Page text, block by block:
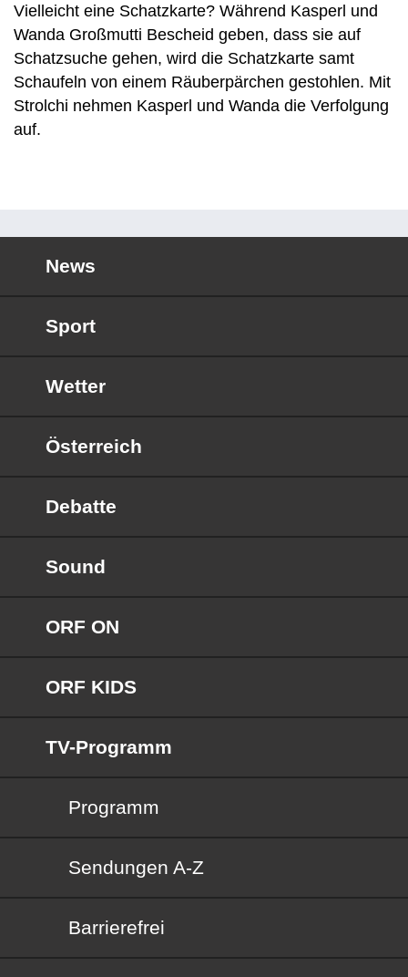
Vielleicht eine Schatzkarte? Während Kasperl und
Wanda Großmutti Bescheid geben, dass sie auf
Schatzsuche gehen, wird die Schatzkarte samt
Schaufeln von einem Räuberpärchen gestohlen. Mit
Strolchi nehmen Kasperl und Wanda die Verfolgung
auf.
News
Sport
Wetter
Österreich
Debatte
Sound
ORF ON
ORF KIDS
TV-Programm
Programm
Sendungen von A bis Z
Sendungen A-Z
Barrierefrei
Barrierefrei